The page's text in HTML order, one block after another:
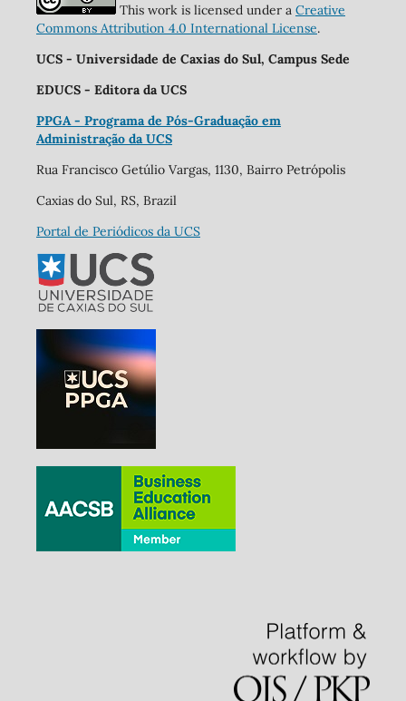
This work is licensed under a Creative
Commons Attribution 4.0 International License.
UCS - Universidade de Caxias do Sul, Campus Sede
EDUCS - Editora da UCS
PPGA - Programa de Pós-Graduação em
Administração da UCS
Rua Francisco Getúlio Vargas, 1130, Bairro Petrópolis
Caxias do Sul, RS, Brazil
Portal de Periódicos da UCS